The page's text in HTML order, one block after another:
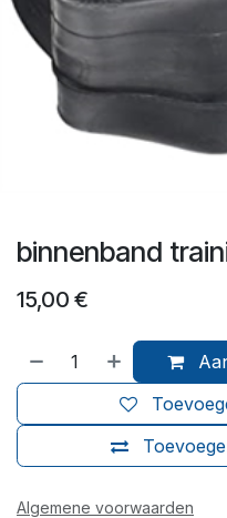
binnenband
15,00 €
Algemene voorwaarden